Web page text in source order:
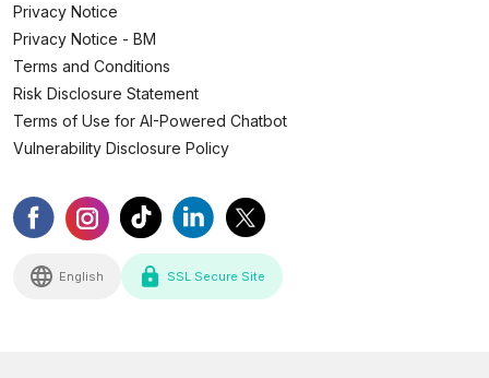
Privacy Notice
Privacy Notice - BM
Terms and Conditions
Risk Disclosure Statement
Terms of Use for AI-Powered Chatbot
Vulnerability Disclosure Policy
English SSL Secure Site